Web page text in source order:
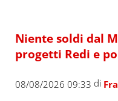
Niente soldi dal
progetti Redi e
08/08/2026 09:33 di